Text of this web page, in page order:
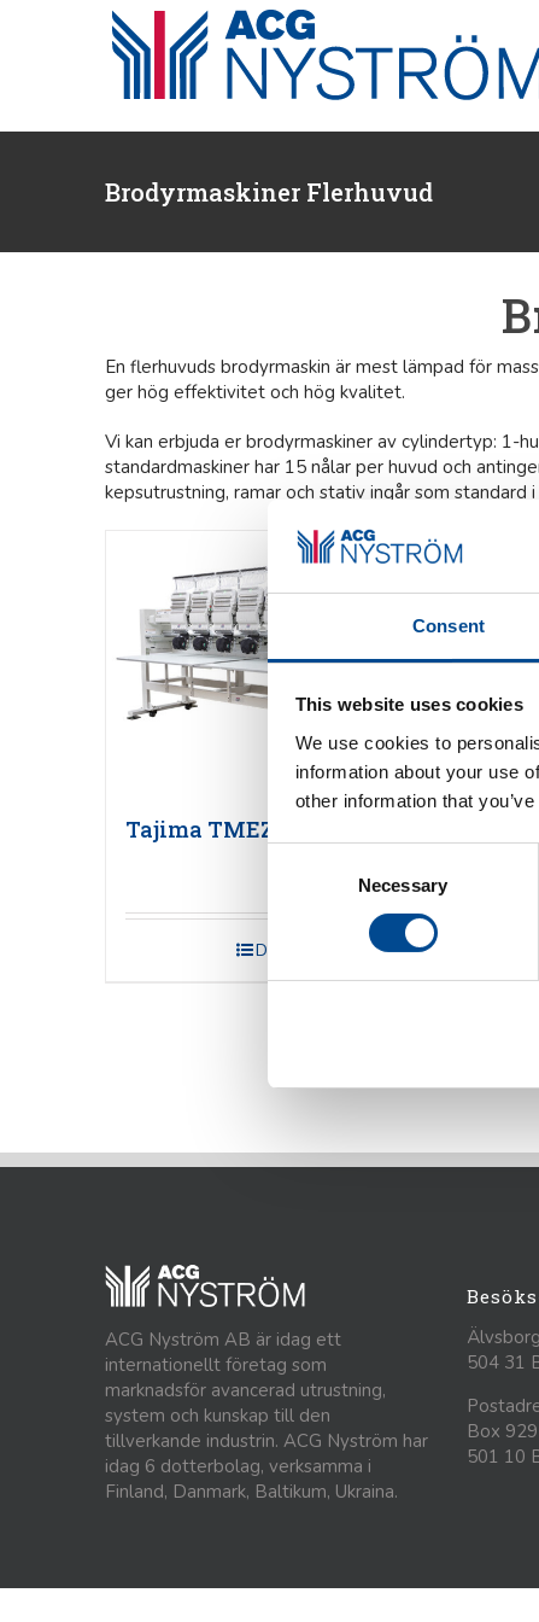
Consent
This website uses cookies
We use cookies to
information about your use
other information that
Necessary
Brodyrmaskiner Flerhuvud
En flerhuvuds brodyrmaskin är mest lämpad för
ger hög effektivitet och hög kvalitet.
Vi kan erbjuda er brodyrmaskiner av cylindertyp: 1-
standardmaskiner har 15 nålar per huvud och
kepsutrustning, ramar och stativ ingår som standard
Tajima TMEZ-KC
Detaljer
ACG Nyström AB är idag ett
internationellt företag som
marknadsför avancerad utrustning,
system och kunskap till den
tillverkande industrin. ACG Nyström har
idag 6 dotterbolag, verksamma i
Finland, Danmark, Baltikum, Ukraina.
504 31
Box 929
501 10